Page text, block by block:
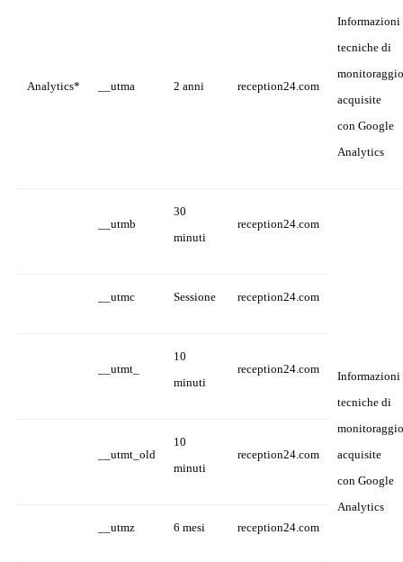
Analytics* __utma 2 anni reception24.com
Informazioni
tecniche di
monitoraggio
acquisite
con Google
Analytics
__utmb
30
minuti
reception24.com
Informazioni
tecniche di
monitoraggio
acquisite
con Google
Analytics
__utmc Sessione reception24.com
__utmt_
10
minuti
reception24.com
__utmt_old
10
minuti
reception24.com
__utmz 6 mesi reception24.com